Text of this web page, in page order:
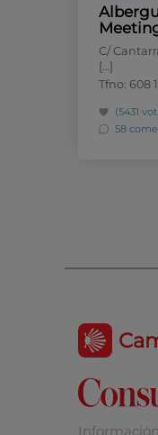
C/
[…]
Tfno: 608
(5431
58